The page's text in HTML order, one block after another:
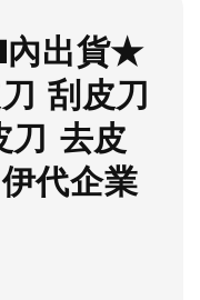
出貨★
刮皮刀
刀 去皮
代企業